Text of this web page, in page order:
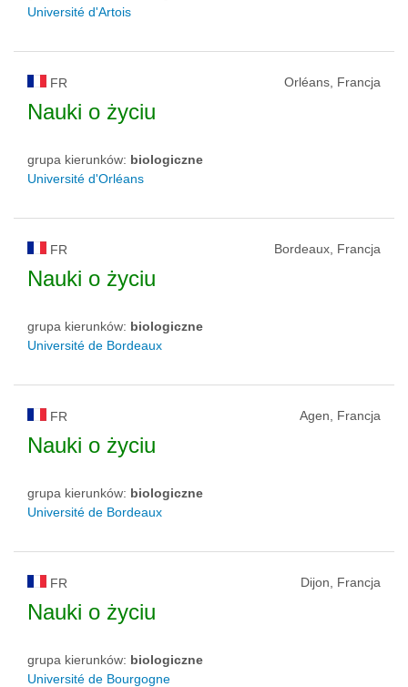
Université d'Artois
FR Orléans, Francja
Nauki o życiu
grupa kierunków: biologiczne
Université d'Orléans
FR Bordeaux, Francja
Nauki o życiu
grupa kierunków: biologiczne
Université de Bordeaux
FR Agen, Francja
Nauki o życiu
grupa kierunków: biologiczne
Université de Bordeaux
FR Dijon, Francja
Nauki o życiu
grupa kierunków: biologiczne
Université de Bourgogne